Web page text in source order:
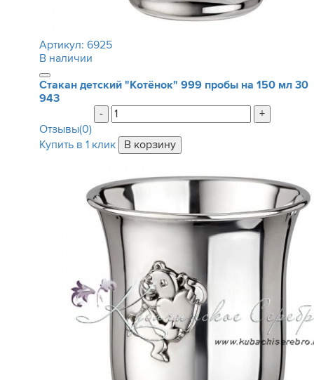
Артикул: 6925
В наличии
Стакан детский "Котёнок" 999 пробы на 150 мл 30
943
-
+
Отзывы(0)
Купить в 1 клик